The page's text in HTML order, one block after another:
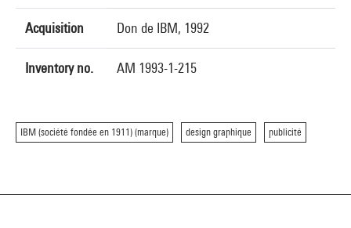
Acquisition Don de IBM, 1992
Inventory no. AM 1993-1-215
IBM (société fondée en 1911) (marque) design graphique publicité